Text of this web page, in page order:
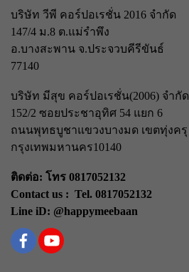
บริษัท วีพี คอร์ปอเรชั่น 2016 จำกัด
147/4 ม.8 ต.แม่รำพึง
อ.บางสะพาน จ.ประจวบคีรีขันธ์
77140
บริษัท มีสุข คอร์ปอเรชั่น(2006) จำกัด
152/2 ซอยประชาอุทิศ 54 แยก 6
ถนนพุทธบูชาแขวงบางมด เขตทุ่งครุ
กรุงเทพมหานคร10140
ติดต่อ: โทร 0817052132
Contact us : Tel. 0817052132
Line iD: @happymeebaan